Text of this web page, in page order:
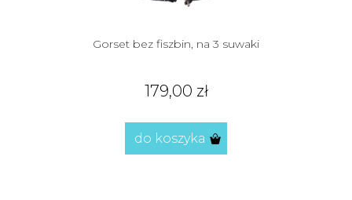
Gorset bez fiszbin, na 3 suwaki
179,00 zł
do koszyka